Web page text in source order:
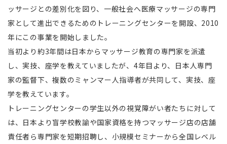
ッサージとの差別化を図り、一般社会へ医療マッサージの専門
家として進出できるためのトレーニングセンターを開設、2010
年にこの事業を開始しました。
当初より約3年間は日本からマッサージ教育の専門家を派遣
し、実技、座学を教えていましたが、4年目より、日本人専門
家の監督下、複数のミャンマー人指導者が共同して、実技、座
学を教えています。
トレーニングセンターの学生以外の視覚障がい者たちに対して
は、日本より盲学校教諭や国家資格を持つマッサージ店の店舗
責任者ら専門家を短期招聘し、小規模セミナーから全国レベル